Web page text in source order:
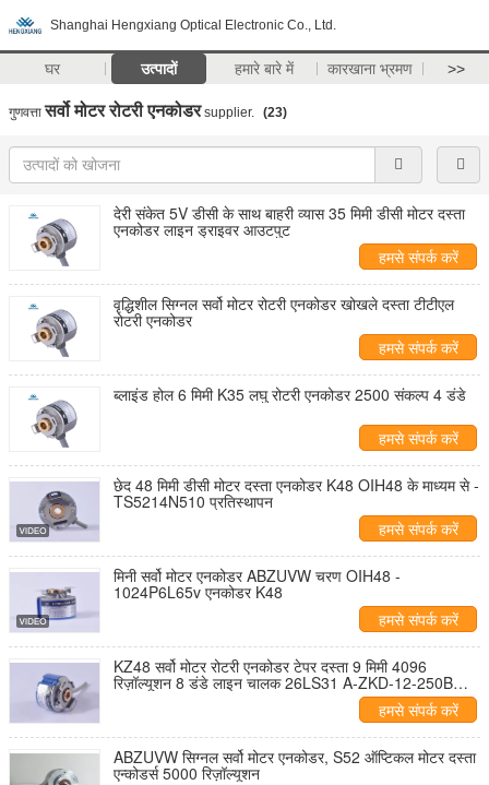
Shanghai Hengxiang Optical Electronic Co., Ltd.
घर उत्पादों हमारे बारे में कारखाना भ्रमण >>
गुणवत्ता सर्वो मोटर रोटरी एनकोडरsupplier. (23)
देरी संकेत 5V डीसी के साथ बाहरी व्यास 35 मिमी डीसी मोटर दस्ता
एनकोडर लाइन ड्राइवर आउटपुट
हमसे संपर्क करें
वृद्धिशील सिग्नल सर्वो मोटर रोटरी एनकोडर खोखले दस्ता टीटीएल
रोटरी एनकोडर
हमसे संपर्क करें
ब्लाइंड होल 6 मिमी K35 लघु रोटरी एनकोडर 2500 संकल्प 4 डंडे
हमसे संपर्क करें
छेद 48 मिमी डीसी मोटर दस्ता एनकोडर K48 OIH48 के माध्यम से -
TS5214N510 प्रतिस्थापन
हमसे संपर्क करें
मिनी सर्वो मोटर एनकोडर ABZUVW चरण OIH48 -
1024P6L65v एनकोडर K48
हमसे संपर्क करें
KZ48 सर्वो मोटर रोटरी एनकोडर टेपर दस्ता 9 मिमी 4096
रिज़ॉल्यूशन 8 डंडे लाइन चालक 26LS31 A-ZKD-12-250BM /
हमसे संपर्क करें
ABZUVW सिग्नल सर्वो मोटर एनकोडर, S52 ऑप्टिकल मोटर दस्ता
एन्कोडर्स 5000 रिज़ॉल्यूशन